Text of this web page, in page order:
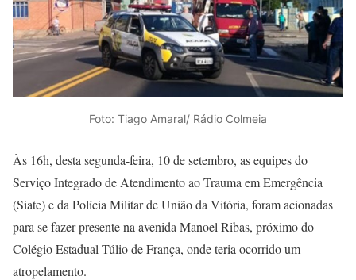
Foto: Tiago Amaral/ Rádio Colmeia
Às 16h, desta segunda-feira, 10 de setembro, as equipes do
Serviço Integrado de Atendimento ao Trauma em Emergência
(Siate) e da Polícia Militar de União da Vitória, foram acionadas
para se fazer presente na avenida Manoel Ribas, próximo do
Colégio Estadual Túlio de França, onde teria ocorrido um
atropelamento.